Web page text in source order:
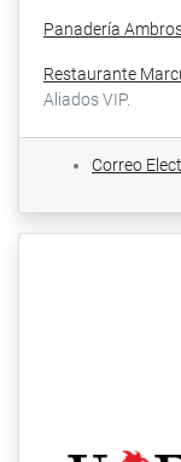
Panadería
Restaurante
Aliados VIP.
Correo